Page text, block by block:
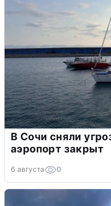
В Сочи сняли
аэропорт закрыт
6 августа 0